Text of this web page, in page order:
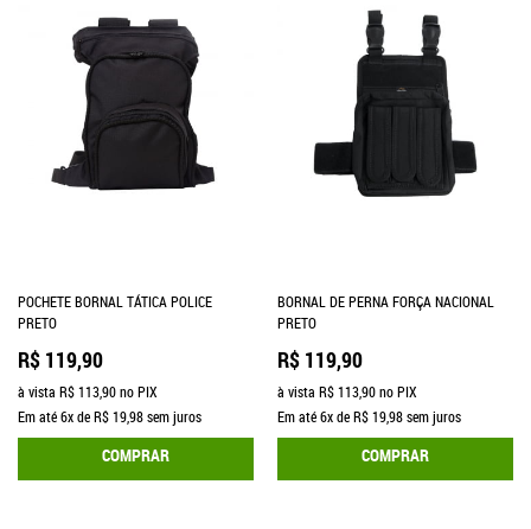
POCHETE BORNAL TÁTICA POLICE
PRETO
R$ 119,90
à vista R$ 113,90no PIX
Em até6xdeR$ 19,98sem juros
COMPRAR
BORNAL DE PERNA FORÇA NACIONAL
PRETO
R$ 119,90
à vista R$ 113,90no PIX
Em até6xdeR$ 19,98sem juros
COMPRAR